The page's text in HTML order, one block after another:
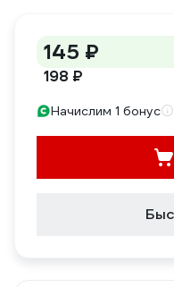
145 ₽
198 ₽
Начислим 1 бонус